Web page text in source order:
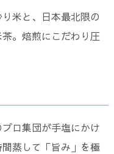
米と、日本最北限の
。焙煎にこだわり圧
ロ集団が手塩にかけ
蒸して「旨み」を極